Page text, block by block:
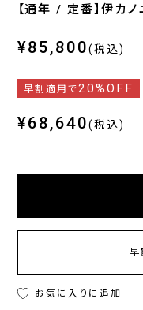
【通年 / 定番】伊カ
¥85,800(税込)
早割適用で20%OFF
¥68,640(税込)
早
お気に入りに追加